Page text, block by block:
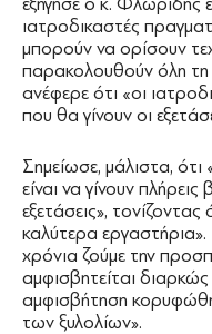
ιατροδικαστές
μπορούν να ορίσουν
παρακολουθούν όλη τη
ανέφερε ότι «οι
που θα γίνουν οι
Σημείωσε, μάλιστα, ότι
είναι να γίνουν πλήρεις
εξετάσεις»,
καλύτερα
χρόνια ζούμε την
αμφισβητείται
αμφισβήτηση
των ξυλολίων».